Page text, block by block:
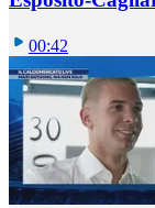
00:42